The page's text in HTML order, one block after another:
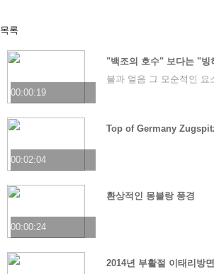
목록
00:00:19
"백조의 호수" 보다는 "빙
불과 얼음 그 모순적인
00:02:04
Top of Germany
00:00:24
환상적인 몽블랑 풍경
2014년 부활절 이태리방면